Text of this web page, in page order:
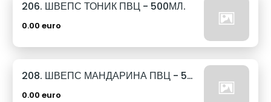
206. ШВЕПС ТОНИК ПВЦ - 500МЛ.
0.00 euro
208. ШВЕПС МАНДАРИНА ПВЦ - 500МЛ.
0.00 euro